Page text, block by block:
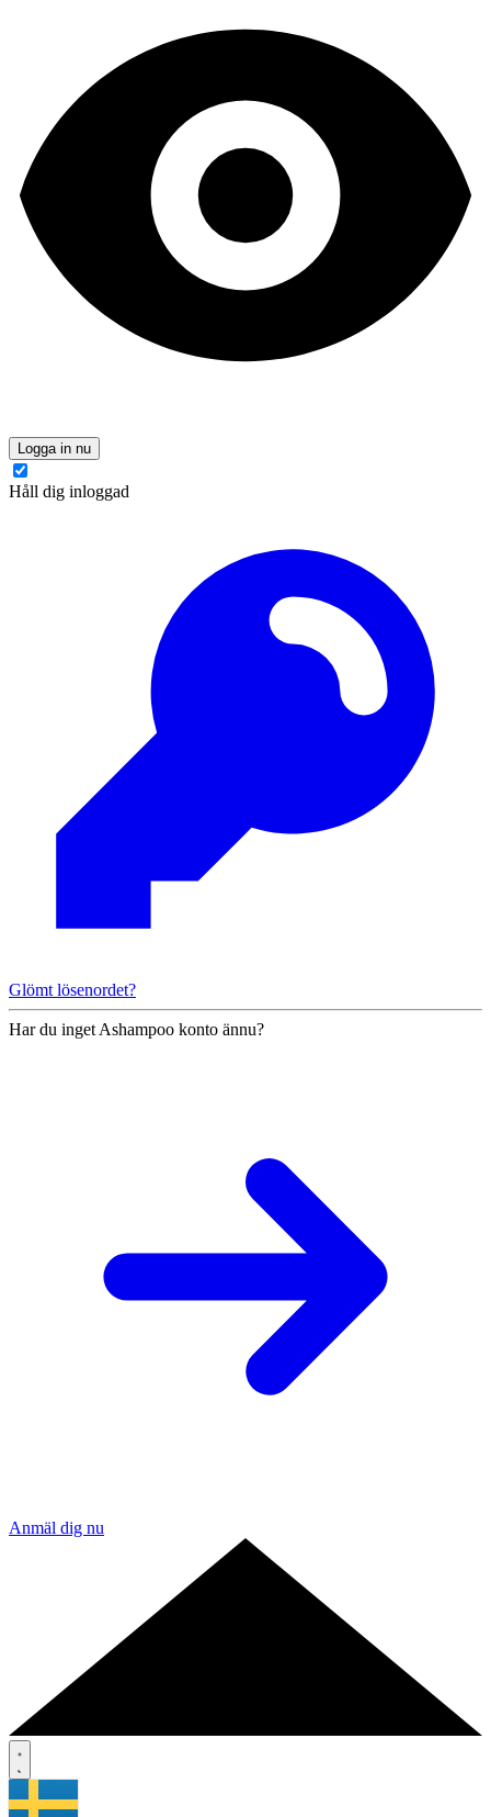
Logga in nu
Håll dig inloggad
Glömt lösenordet?
Har du inget Ashampoo konto ännu?
Anmäl dig nu